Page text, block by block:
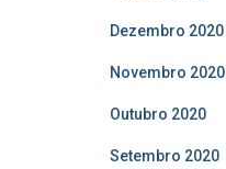
Dezembro 2020
Novembro 2020
Outubro 2020
Setembro 2020